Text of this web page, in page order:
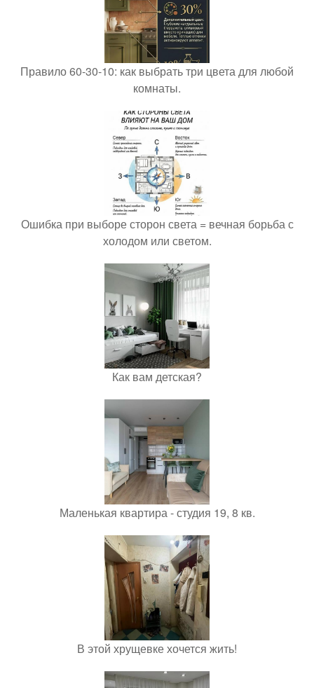
Правило 60-30-10: как выбрать три цвета для любой
комнаты.
Ошибка при выборе сторон света = вечная борьба с
холодом или светом.
Как вам детская?
Маленькая квартира - студия 19, 8 кв.
В этой хрущевке хочется жить!